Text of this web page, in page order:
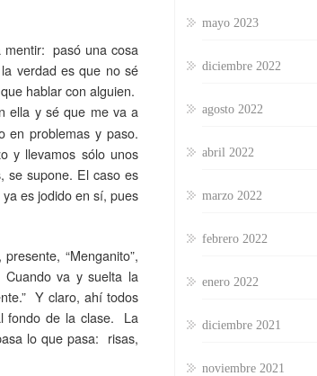
pasó una cosa
verdad es que no sé
hablar con alguien.
ella y sé que me va a
en problemas y paso.
y llevamos sólo unos
se supone. El caso es
es jodido en sí, pues
“Menganito”,
va y suelta la
Y claro, ahí todos
fondo de la clase. La
lo que pasa: risas,
mayo 2023
diciembre 2022
agosto 2022
abril 2022
marzo 2022
febrero 2022
enero 2022
diciembre 2021
noviembre 2021